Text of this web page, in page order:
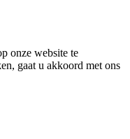
onze website te
gaat u akkoord met ons